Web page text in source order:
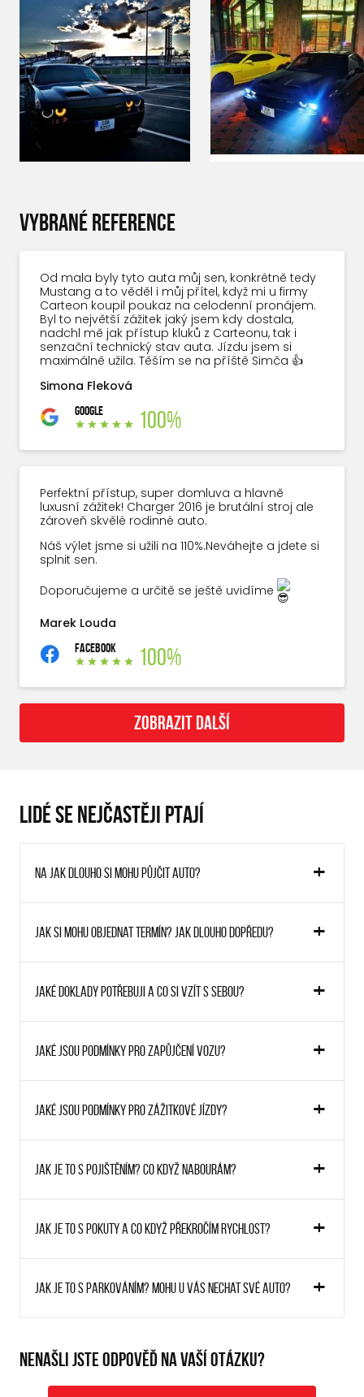
VYBRANÉ REFERENCE
Od mala byly tyto auta můj sen, konkrétně tedy
Mustang a to věděl i můj přítel, když mi u firmy
Carteon koupil poukaz na celodenní pronájem.
Byl to největší zážitek jaký jsem kdy dostala,
nadchl mě jak přístup kluků z Carteonu, tak i
senzační technický stav auta. Jízdu jsem si
maximálně užila. Těším se na příště Simča 👍
Simona Fleková
GOOGLE 100%
Perfektní přístup, super domluva a hlavně
luxusní zážitek! Charger 2016 je brutální stroj ale
zároveň skvělé rodinné auto.
Náš výlet jsme si užili na 110%.Neváhejte a jdete si
splnit sen.
Doporučujeme a určitě se ještě uvidíme
Marek Louda
FACEBOOK 100%
ZOBRAZIT DALŠÍ
LIDÉ SE NEJČASTĚJI PTAJÍ
Na jak dlouho si mohu půjčit auto?
Jak si mohu objednat termín? Jak dlouho dopředu?
Jaké doklady potřebuji a co si vzít s sebou?
Jaké jsou podmínky pro zapůjčení vozu?
Jaké jsou podmínky pro zážitkové jízdy?
Jak je to s pojištěním? Co když nabourám?
Jak je to s pokuty a co když překročím rychlost?
Jak je to s parkováním? Mohu u vás nechat své auto?
NENAŠLI JSTE ODPOVĚĎ NA VAŠÍ OTÁZKU?